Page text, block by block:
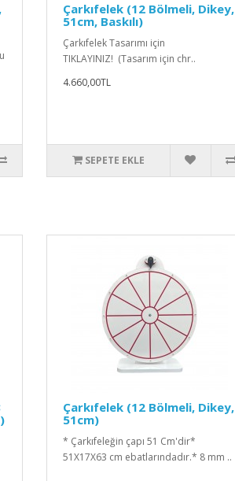
Çarkıfelek (12 Bölmeli, Dikey,
51cm, Baskılı)
Çarkıfelek Tasarımı için
TIKLAYINIZ! (Tasarım için chr..
4.660,00TL
SEPETE EKLE
Çarkıfelek (12 Bölmeli, Dikey,
51cm)
* Çarkıfeleğin çapı 51 Cm'dir*
51X17X63 cm ebatlarındadır.* 8 mm ..